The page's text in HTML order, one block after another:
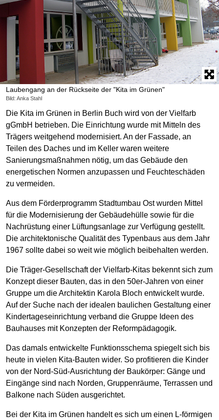
Laubengang an der Rückseite der "Kita im Grünen"
Bild: Anka Stahl
Die Kita im Grünen in Berlin Buch wird von der Vielfarb
gGmbH betrieben. Die Einrichtung wurde mit Mitteln des
Trägers weitgehend modernisiert. An der Fassade, an
Teilen des Daches und im Keller waren weitere
Sanierungsmaßnahmen nötig, um das Gebäude den
energetischen Normen anzupassen und Feuchteschäden
zu vermeiden.
Aus dem Förderprogramm Stadtumbau Ost wurden Mittel
für die Modernisierung der Gebäudehülle sowie für die
Nachrüstung einer Lüftungsanlage zur Verfügung gestellt.
Die architektonische Qualität des Typenbaus aus dem Jahr
1967 sollte dabei so weit wie möglich beibehalten werden.
Die Träger-Gesellschaft der Vielfarb-Kitas bekennt sich zum
Konzept dieser Bauten, das in den 50er-Jahren von einer
Gruppe um die Architektin Karola Bloch entwickelt wurde.
Auf der Suche nach der idealen baulichen Gestaltung einer
Kindertageseinrichtung verband die Gruppe Ideen des
Bauhauses mit Konzepten der Reformpädagogik.
Das damals entwickelte Funktionsschema spiegelt sich bis
heute in vielen Kita-Bauten wider. So profitieren die Kinder
von der Nord-Süd-Ausrichtung der Baukörper: Gänge und
Eingänge sind nach Norden, Gruppenräume, Terrassen und
Balkone nach Süden ausgerichtet.
Bei der Kita im Grünen handelt es sich um einen L-förmigen